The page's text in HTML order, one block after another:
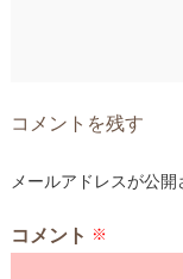
コメントを残す
メールアドレスが公開
コメント ※